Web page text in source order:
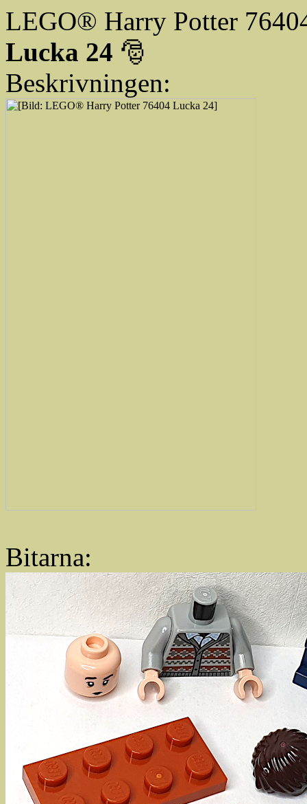
LEGO® Harry Potter
Lucka 24 🎅
Beskrivningen:
Bitarna: